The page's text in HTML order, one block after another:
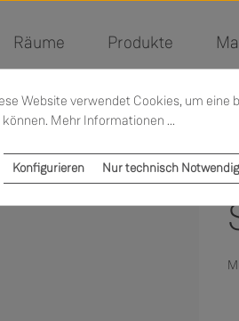
Räume Produkte
Website verwendet Cookies, um
können. Mehr Informationen ...
Nur technisch
Konfigurieren